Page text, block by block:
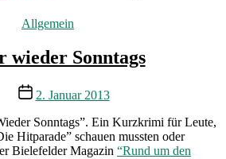
Kategorien
Allgemein
wieder Sonntags
Veröffentlichungsdatum
2. Januar 2013
Sonntags”. Ein Kurzkrimi für Leute,
Hitparade” schauen mussten oder
Bielefelder Magazin “Rund um den